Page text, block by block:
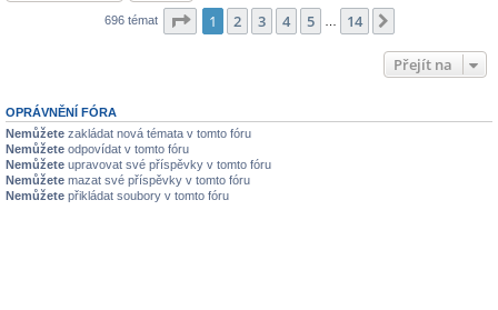
696 témat Stránka z 14
1 2 3 4 5 14
Přejít na
OPRÁVNĚNÍ FÓRA
Nemůžete zakládat nová témata v tomto fóru
Nemůžete odpovídat v tomto fóru
Nemůžete upravovat své příspěvky v tomto fóru
Nemůžete mazat své příspěvky v tomto fóru
Nemůžete přikládat soubory v tomto fóru